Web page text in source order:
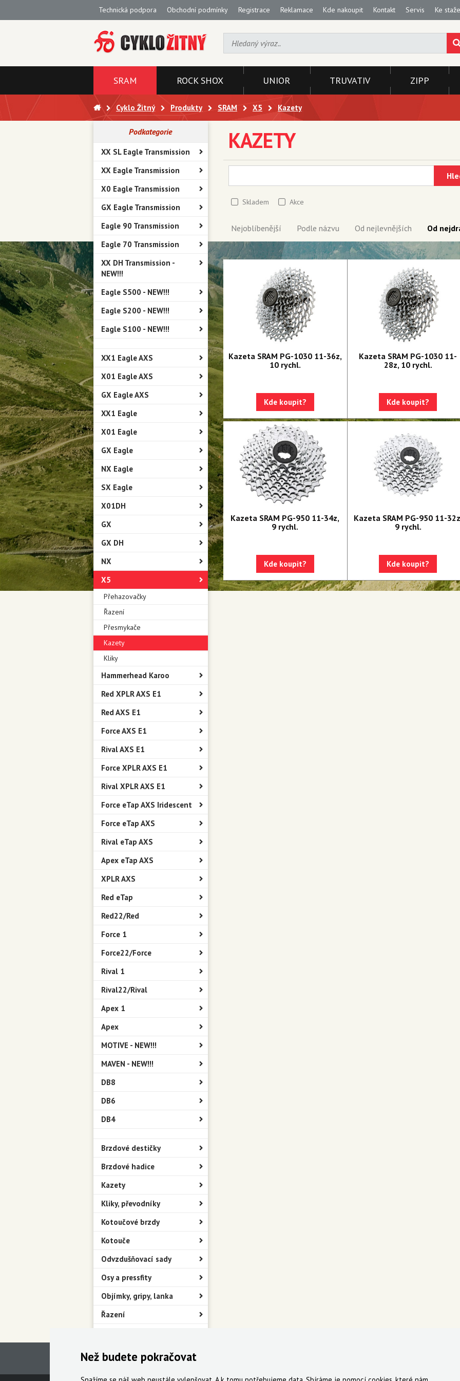
Technická podpora Obchodní podmínky Registrace Reklamace Kde nakoupit Kontakt Servis Ke
SRAM ROCK SHOX UNIOR TRUVATIV ZIPP
Cyklo Žitný Produkty SRAM X5 Kazety
Podkategorie
XX SL Eagle Transmission
XX Eagle Transmission
X0 Eagle Transmission
GX Eagle Transmission
Eagle 90 Transmission
Eagle 70 Transmission
XX DH Transmission -
NEW!!!
Eagle S500 - NEW!!!
Eagle S200 - NEW!!!
Eagle S100 - NEW!!!
XX1 Eagle AXS
X01 Eagle AXS
GX Eagle AXS
XX1 Eagle
X01 Eagle
GX Eagle
NX Eagle
SX Eagle
X01DH
GX
GX DH
NX
X5
Přehazovačky
Řazení
Přesmykače
Kazety
Kliky
Hammerhead Karoo
Red XPLR AXS E1
Red AXS E1
Force AXS E1
Rival AXS E1
Force XPLR AXS E1
Rival XPLR AXS E1
Force eTap AXS Iridescent
Force eTap AXS
Rival eTap AXS
Apex eTap AXS
XPLR AXS
Red eTap
Red22/Red
Force 1
Force22/Force
Rival 1
Rival22/Rival
Apex 1
Apex
MOTIVE - NEW!!!
MAVEN - NEW!!!
DB8
DB6
DB4
Brzdové destičky
Brzdové hadice
Kazety
Kliky, převodníky
Kotoučové brzdy
Kotouče
Odvzdušňovací sady
Osy a pressfity
Objímky, gripy, lanka
Řazení
KAZETY
Skladem Akce
Nejoblíbenější Podle názvu Od nejlevnějších Od
Kazeta SRAM PG-1030 11-36z,
10 rychl.
Kde koupit?
Kazeta SRAM PG-1030 11-
28z, 10 rychl.
Kde koupit?
Kazeta SRAM PG-950 11-34z,
9 rychl.
Kde koupit?
Kazeta SRAM PG-950 11-
9 rychl.
Kde koupit?
Než budete pokračovat